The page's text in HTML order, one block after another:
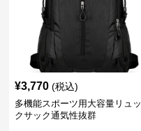
¥3,770 (税込)
多機能スポーツ用大容量リュッ
クサック通気性抜群